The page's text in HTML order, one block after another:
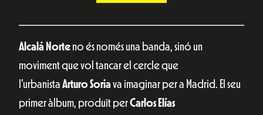
Alcalá Norteno és només una banda, sinó un
moviment que vol tancar el cercle que
l’urbanista Arturo Soria va imaginar per a Madrid. El seu
primer àlbum, produït perCarlos Elías